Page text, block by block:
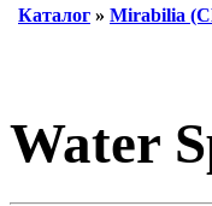
Каталог » Mirabilia
Water